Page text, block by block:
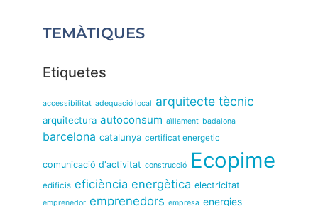
TEMÀTIQUES
Etiquetes
accessibilitat adequació local arquitecte tècnic
arquitectura autoconsum aïllament badalona
barcelona catalunya certificat energetic
comunicació d'activitat construcció Ecopime
edificis eficiència energètica electricitat
emprenedor emprenedors empresa energies